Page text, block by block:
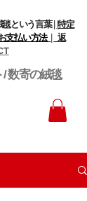
毯という言葉 |特定
支払い方法
返
数寄の絨毯